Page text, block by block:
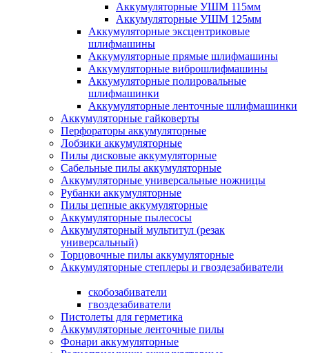
Аккумуляторные УШМ 115мм
Аккумуляторные УШМ 125мм
Аккумуляторные эксцентриковые
шлифмашины
Аккумуляторные прямые шлифмашины
Аккумуляторные виброшлифмашины
Аккумуляторные полировальные
шлифмашинки
Аккумуляторные ленточные шлифмашинки
Аккумуляторные гайковерты
Перфораторы аккумуляторные
Лобзики аккумуляторные
Пилы дисковые аккумуляторные
Сабельные пилы аккумуляторные
Аккумуляторные универсальные ножницы
Рубанки аккумуляторные
Пилы цепные аккумуляторные
Аккумуляторные пылесосы
Аккумуляторный мультитул (резак
универсальный)
Торцовочные пилы аккумуляторные
Аккумуляторные степлеры и гвоздезабиватели
скобозабиватели
гвоздезабиватели
Пистолеты для герметика
Аккумуляторные ленточные пилы
Фонари аккумуляторные